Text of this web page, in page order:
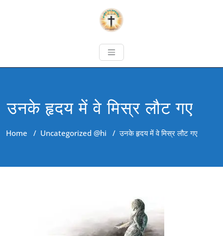
उनके हृदय में वे मिस्र लौट गए
Home / Uncategorized @hi /उनके हृदय में वे मिस्र लौट गए